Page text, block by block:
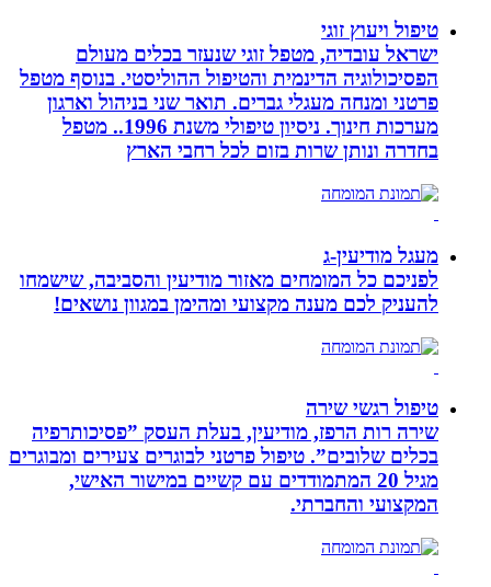
טיפול ויעוץ זוגי
ישראל עובדיה, מטפל זוגי שנעזר בכלים מעולם
הפסיכולוגיה הדינמית והטיפול ההוליסטי. בנוסף מטפל
פרטני ומנחה מעגלי גברים. תואר שני בניהול וארגון
מערכות חינוך. ניסיון טיפולי משנת 1996.. מטפל
בחדרה ונותן שרות בזום לכל רחבי הארץ
מעגל מודיעין-ג
לפניכם כל המומחים מאזור מודיעין והסביבה, שישמחו
להעניק לכם מענה מקצועי ומהימן במגוון נושאים!
טיפול רגשי שירה
שירה רות הרפז, מודיעין, בעלת העסק ”פסיכותרפיה
בכלים שלובים”. טיפול פרטני לבוגרים צעירים ומבוגרים
מגיל 20 המתמודדים עם קשיים במישור האישי,
המקצועי והחברתי.